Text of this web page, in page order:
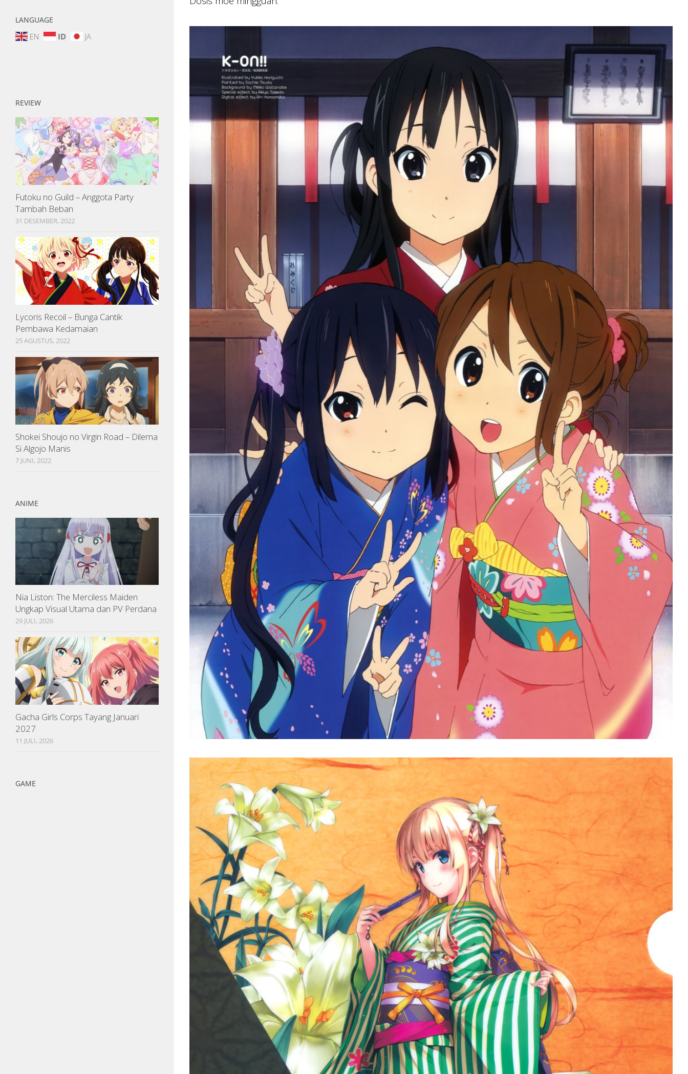
LANGUAGE
EN ID JA
REVIEW
Futoku no Guild – Anggota Party
Tambah Beban
31 DESEMBER, 2022
Lycoris Recoil – Bunga Cantik
Pembawa Kedamaian
25 AGUSTUS, 2022
Shokei Shoujo no Virgin Road – Dilema
Si Algojo Manis
7 JUNI, 2022
ANIME
Nia Liston: The Merciless Maiden
Ungkap Visual Utama dan PV Perdana
29 JULI, 2026
Gacha Girls Corps Tayang Januari
2027
11 JULI, 2026
GAME